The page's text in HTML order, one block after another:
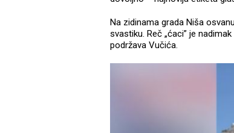
Na zidinama grada Niša
svastiku. Reč „ćaci” je
podržava Vučića.